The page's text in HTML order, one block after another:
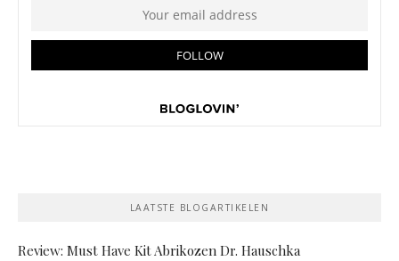
LAATSTE BLOGARTIKELEN
Review: Must Have Kit Abrikozen Dr. Hauschka